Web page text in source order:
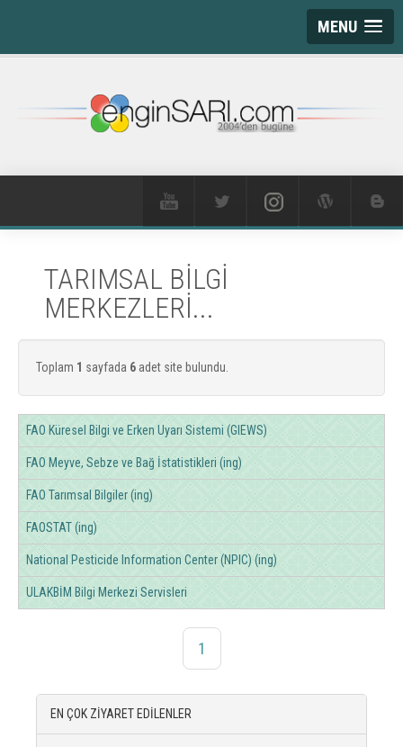
MENU
TARIMSAL BİLGİ
MERKEZLERİ...
Toplam 1 sayfada 6 adet site bulundu.
FAO Küresel Bilgi ve Erken Uyarı Sistemi (GIEWS)
FAO Meyve, Sebze ve Bağ İstatistikleri (ing)
FAO Tarımsal Bilgiler (ing)
FAOSTAT (ing)
National Pesticide Information Center (NPIC) (ing)
ULAKBİM Bilgi Merkezi Servisleri
1
EN ÇOK ZİYARET EDİLENLER